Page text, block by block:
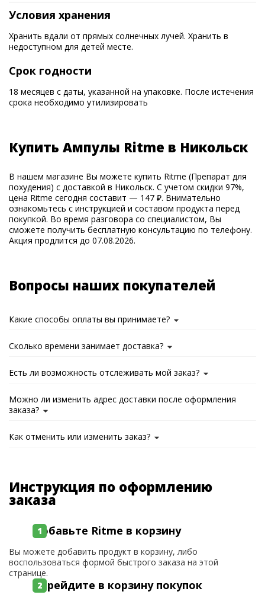
Условия хранения
Хранить вдали от прямых солнечных лучей. Хранить в
недоступном для детей месте.
Срок годности
18 месяцев с даты, указанной на упаковке. После истечения
срока необходимо утилизировать
Купить Ампулы Ritme в Никольск
В нашем магазине Вы можете купить Ritme (Препарат для
похудения) с доставкой в Никольск. С учетом скидки 97%,
цена Ritme сегодня составит — 147 ₽. Внимательно
ознакомьтесь с инструкцией и составом продукта перед
покупкой. Во время разговора со специалистом, Вы
сможете получить бесплатную консультацию по телефону.
Акция продлится до 07.08.2026.
Вопросы наших покупателей
Какие способы оплаты вы принимаете?
Сколько времени занимает доставка?
Есть ли возможность отслеживать мой заказ?
Можно ли изменить адрес доставки после оформления
заказа?
Как отменить или изменить заказ?
Инструкция по оформлению
заказа
Добавьте Ritme в корзину
Вы можете добавить продукт в корзину, либо
воспользоваться формой быстрого заказа на этой
странице.
Перейдите в корзину покупок